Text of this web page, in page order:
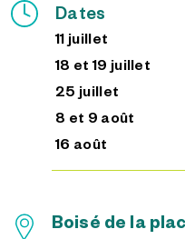
Dates
11 juillet
18 et 19 juillet
25 juillet
8 et 9 août
16 août
Boisé de la